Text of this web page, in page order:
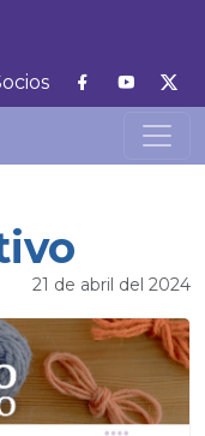
21 de abril del 2024